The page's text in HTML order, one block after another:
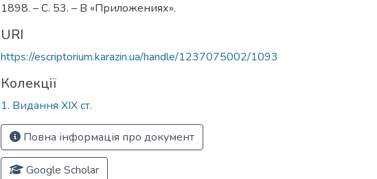
1898. – С. 53. – В «Приложениях».
URI
https://escriptorium.karazin.ua/handle/1237075002/1093
Колекції
1. Видання ХІХ ст.
Повна інформація про документ
Google Scholar